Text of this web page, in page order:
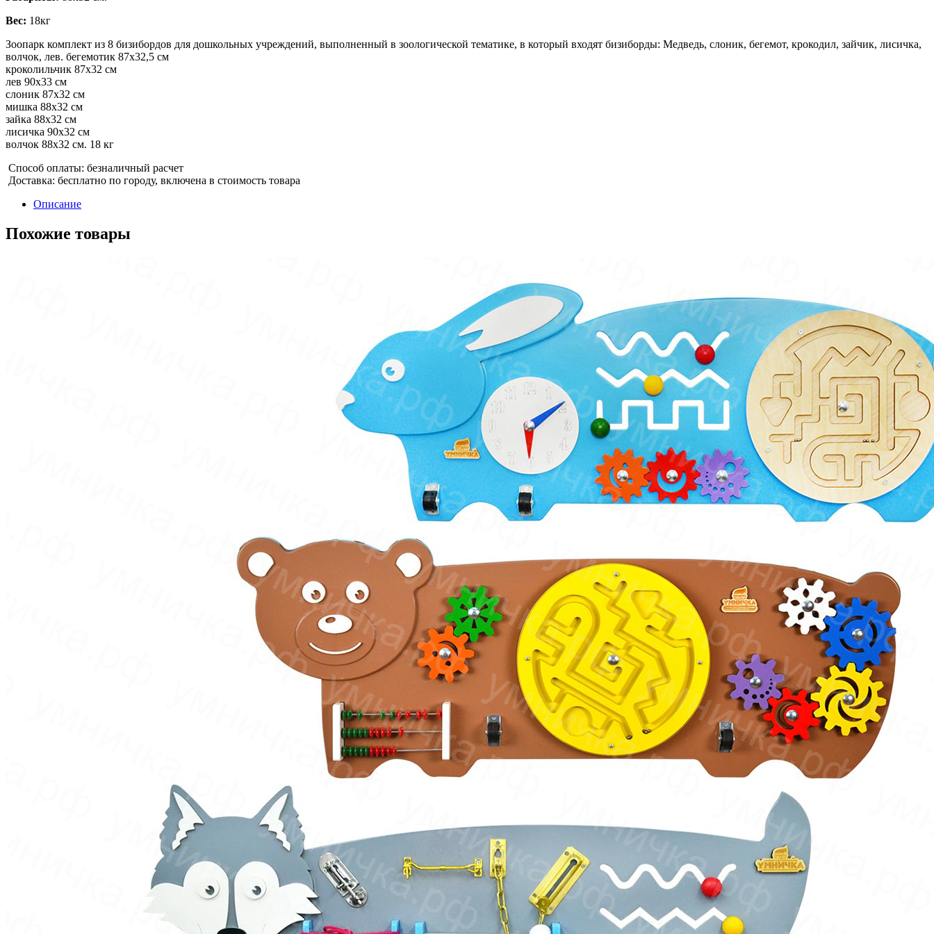
Вес: 18кг
Зоопарк комплект из 8 бизибордов для дошкольных учреждений, выполненный в зоологической тематике, в который входят бизиборды: Медведь, слоник, бегемот, крокодил, зайчик, лисичка,
волчок, лев. бегемотик 87х32,5 см
кроколильчик 87х32 см
лев 90х33 см
слоник 87х32 см
мишка 88х32 см
зайка 88х32 см
лисичка 90х32 см
волчок 88х32 см. 18 кг
Способ оплаты: безналичный расчет
Доставка: бесплатно по городу, включена в стоимость товара
Описание
Похожие товары